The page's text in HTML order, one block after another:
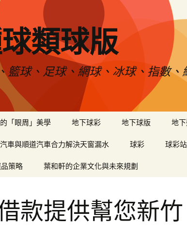
類球版
籃球、足球、網球、冰球、指數、
「眼周」美學 地下球彩 地下球版 地
車與順道汽車合力解決天窗漏水 球彩 球彩
策略 葉和軒的企業文化與未來規劃
款提供幫您新竹